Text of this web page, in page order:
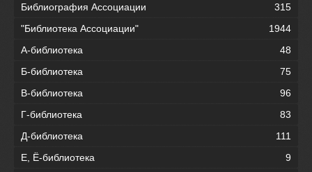
Библиография Ассоциации
315
"Библиотека Ассоциации"
1944
А-библиотека
48
Б-библиотека
75
В-библиотека
96
Г-библиотека
83
Д-библиотека
111
Е, Ё-библиотека
9